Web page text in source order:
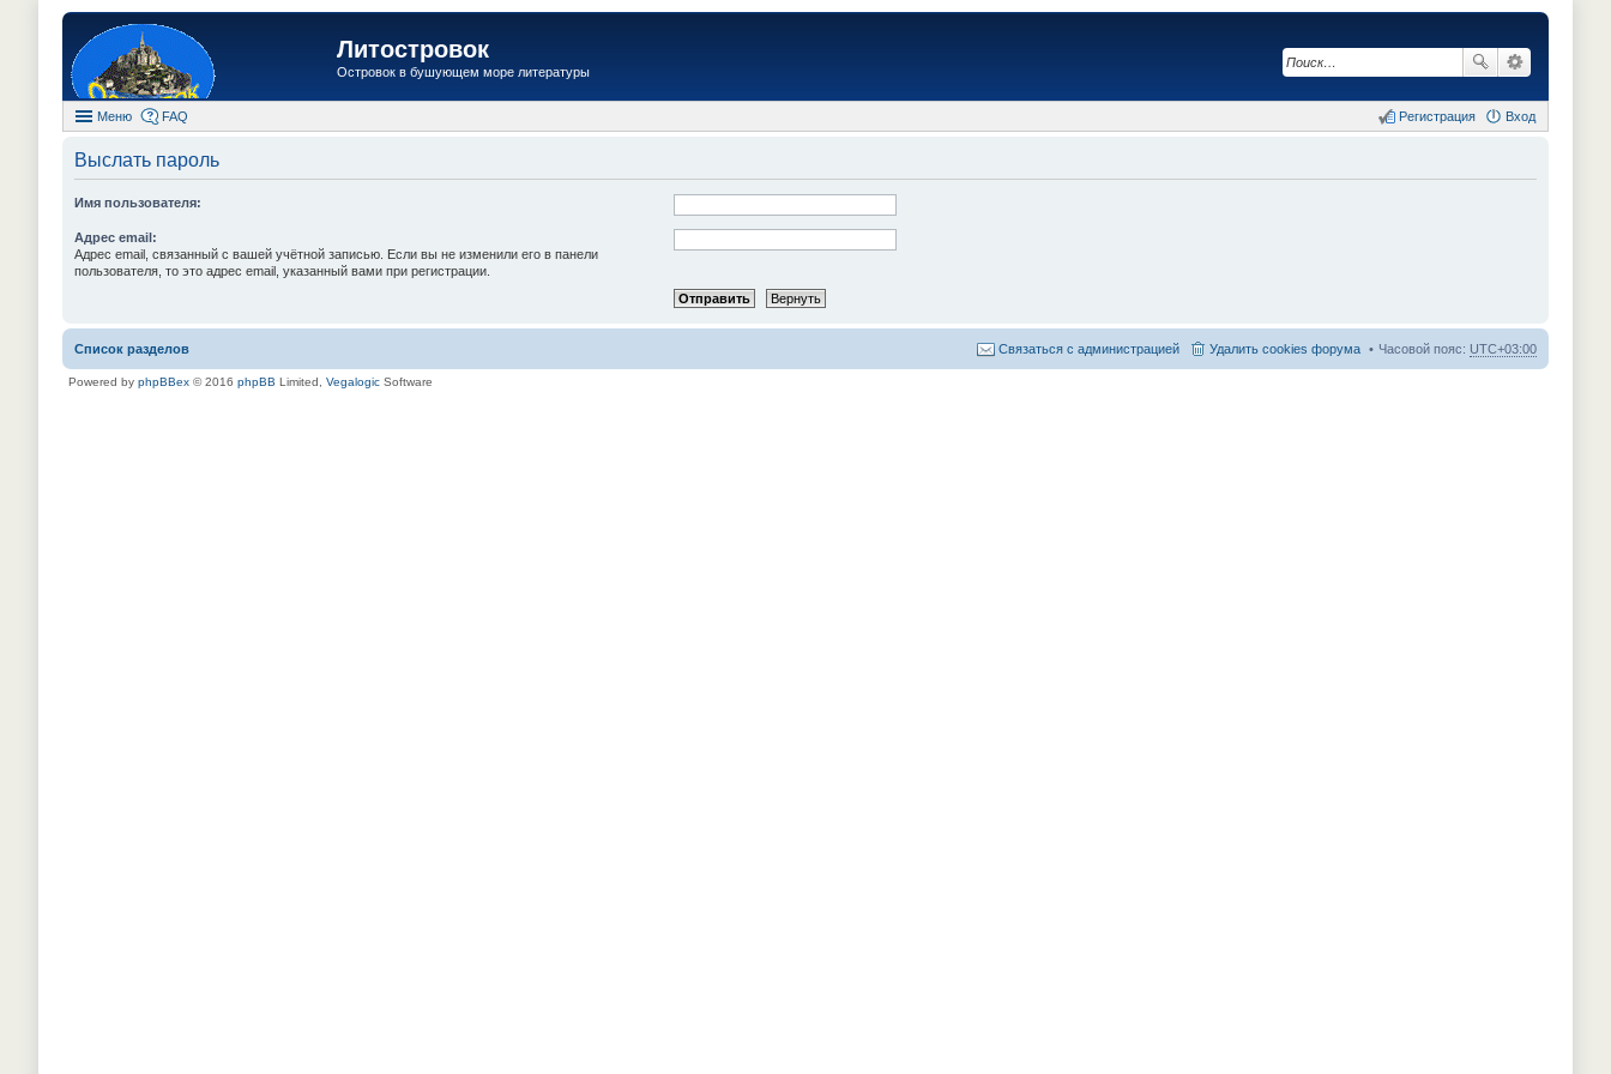
Литостровок
Островок в бушующем море литературы
Меню FAQ Вход
Регистрация
Выслать пароль
Имя пользователя:
Адрес email:
Адрес email, связанный с вашей учётной записью. Если вы не изменили его в панели
пользователя, то это адрес email, указанный вами при регистрации.
Список разделов Часовой пояс: UTC+03:00
Удалить cookies форума
Связаться с администрацией
Powered by phpBBex © 2016 phpBB Limited, Vegalogic Software